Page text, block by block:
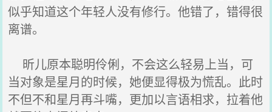
似乎知道这个年轻人没有修行。他错了，错得很
离谱。
昕儿原本聪明伶俐，不会这么轻易上当，可
当对象是星月的时候，她便显得极为慌乱。此时
不但不和星月再斗嘴，更加以言语相求，拉着他